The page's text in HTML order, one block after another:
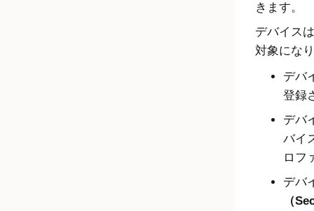
きます。
デバイス
対象にな
デバ
登録
デバ
バイ
ロフ
デバ
（